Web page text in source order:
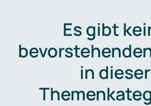
Es gibt
in dieser